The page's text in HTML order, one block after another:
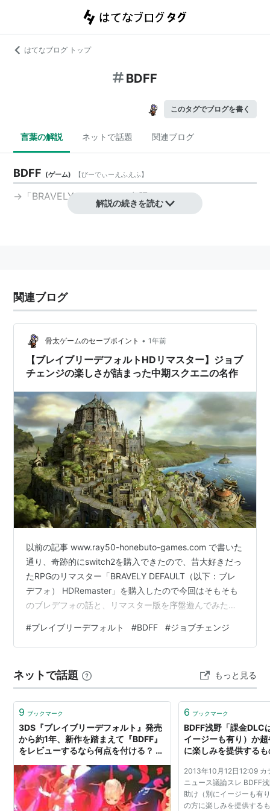
はてなブログ トップ
BDFF
このタグでブログを書く
言葉の解説 ネットで話題 関連ブログ
BDFF (ゲーム) 【びーでぃーえふえふ】
→「BRAVELY DEFAULT」参照
解説の続きを読む
関連ブログ
骨太ゲームのセーブポイント • 1年前
【ブレイブリーデフォルトHDリマスター】ジョブ
チェンジの楽しさが詰まった中期スクエニの名作
以前の記事 www.ray50-honebuto-games.com で書いた
通り、奇跡的にswitch2を購入できたので、昔大好きだっ
たRPGのリマスター「BRAVELY DEFAULT（以下：ブレ
デフォ） HDRemaster」を購入したので今回はそもそも
のブレデフォの話と、リマスター版を序盤遊んでみた感
る！ブレデフォの魅力 ブレデフォの概要 FF5オマージュ
されつつも奥深いブレデフォの戦闘システム リマスター
疑問 まとめ FF5・FFTが好きなら刺さる！ブレデフォの
魅力 ブレデ…
#ブレイブリーデフォルト #BDFF #ジョブチェンジ
ネットで話題 もっと見る
9 ブックマーク
3DS『ブレイブリーデフォルト』発売
から約1年、新作を踏まえて『BDFF』
をレビューするなら何点を付ける？ -
6 ブックマーク
BDFF浅野「課金DLC
イージーも有り）か
に楽しみを提供する
2013年10月12日12:09 カ
ニュース議論スレ BDFF
助け（別にイージーも有
の方に楽しみを提供する